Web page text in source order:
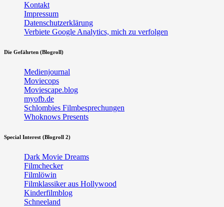
Kontakt
Impressum
Datenschutzerklärung
Verbiete Google Analytics, mich zu verfolgen
Die Gefährten (Blogroll)
Medienjournal
Moviecops
Moviescape.blog
myofb.de
Schlombies Filmbesprechungen
Whoknows Presents
Special Interest (Blogroll 2)
Dark Movie Dreams
Filmchecker
Filmlöwin
Filmklassiker aus Hollywood
Kinderfilmblog
Schneeland